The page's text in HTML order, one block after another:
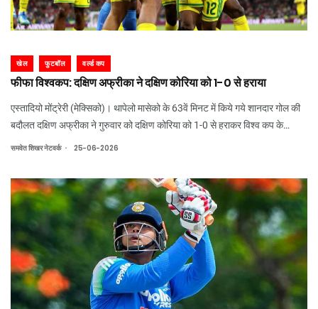
खेल फुटबॉल वर्ल्ड कप
फीफा विश्वकप: दक्षिण अफ्रीका ने दक्षिण कोरिया को 1-0 से हराया
एस्तादियो मोंट्रेरी (मेक्सिको)। थापेलो मासेको के 63वें मिनट में किये गये शानदार गोल की
बदौलत दक्षिण अफ्रीका ने गुरुवार को दक्षिण कोरिया को 1-0 से हराकर विश्व कप के
नॉकआउट चरण में जगह बना ली है।
समवेत शिखर नेटवर्क . 25-06-2026